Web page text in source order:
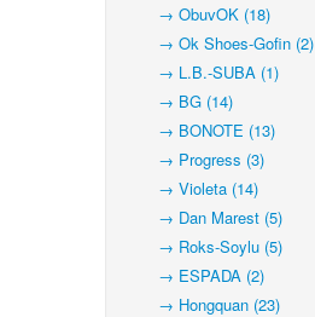
→ ObuvOK (18)
→ Ok Shoes-Gofin (2)
→ L.B.-SUBA (1)
→ BG (14)
→ BONOTE (13)
→ Progress (3)
→ Violeta (14)
→ Dan Marest (5)
→ Roks-Soylu (5)
→ ESPADA (2)
→ Hongquan (23)